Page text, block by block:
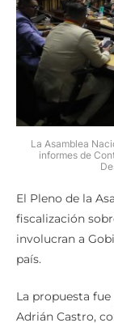
La Asamblea
informes de
El Pleno de la
fiscalización
involucran a
país.
La propuesta
Adrián Castro,